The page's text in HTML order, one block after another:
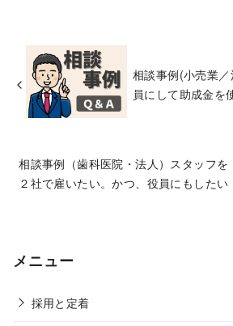
相談事例(小売業
員にして助成金を
相談事例（歯科医院・法人）スタッフを
２社で雇いたい。かつ、役員にもしたい
メニュー
採用と定着